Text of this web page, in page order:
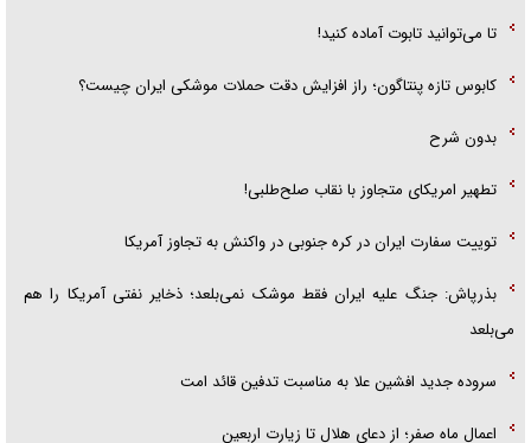
تا می‌توانید تابوت آماده کنید!
کابوس تازه پنتاگون؛ راز افزایش دقت حملات موشکی ایران چیست؟
بدون شرح
تطهیر امریکای متجاوز با نقاب صلح‌طلبی!
توییت سفارت ایران در کره جنوبی در واکنش به تجاوز آمریکا
بذرپاش: ‏جنگ علیه ایران فقط موشک نمی‌بلعد؛ ذخایر نفتی آمریکا را هم
می‌بلعد
سروده جدید افشین علا به مناسبت تدفین قائد امت
اعمال ماه صفر؛ از دعای هلال تا زیارت اربعین